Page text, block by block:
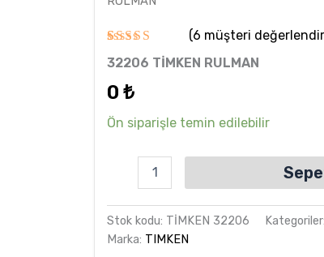
6
müşteri
puanına
5 üzerinden
aldı
(6 müşteri
32206 TİMKEN RULMAN
0₺
Ön siparişle temin edilebilir
Stok kodu: TİMKEN 32206 Kategoriler:
Marka: TIMKEN